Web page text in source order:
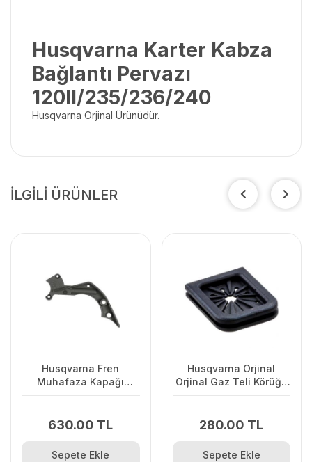
Husqvarna Karter Kabza
Bağlantı Pervazı
120II/235/236/240
Husqvarna Orjinal Ürünüdür.
İLGİLİ ÜRÜNLER
Husqvarna Fren
Muhafaza Kapağı
630.00 TL
Sepete Ekle
Husqvarna Orjinal
Orjinal Gaz Teli Körüğü
280.00 TL
Sepete Ekle